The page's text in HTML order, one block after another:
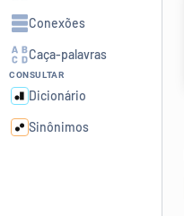
Detector de IA
Humanizador de IA
Conexões
Caça-palavras
CONSULTAR
Dicionário
Sinônimos